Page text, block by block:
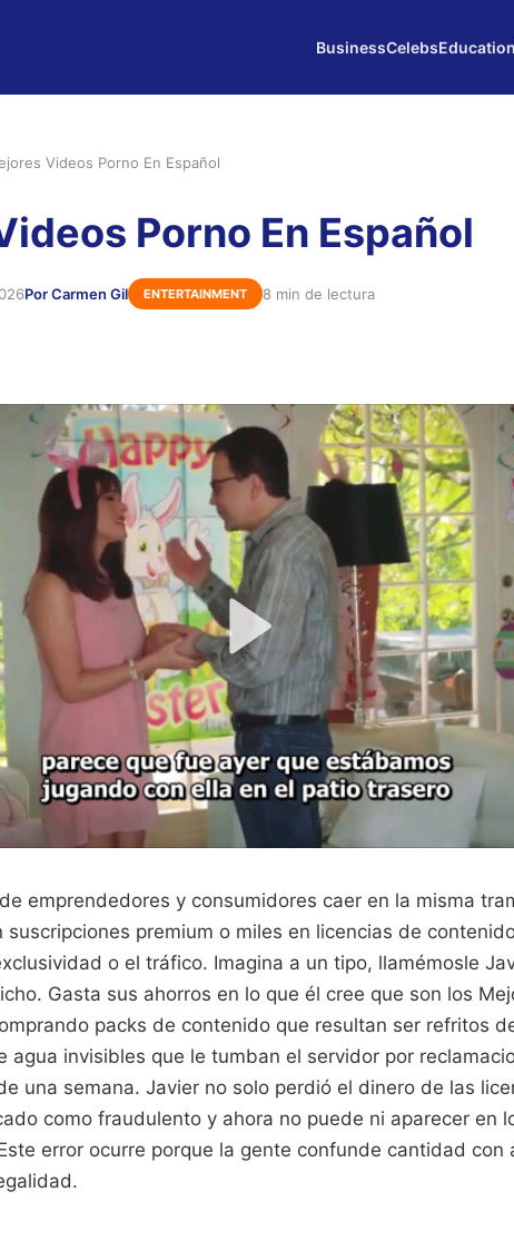
BusinessCelebsEducation
Videos Porno En Español
Porno En Español
Por Carmen Gil ENTERTAINMENT 8 min de lectura
emprendedores y consumidores caer en la misma
premium o miles en licencias de
o el tráfico. Imagina a un tipo, llamémosle
Gasta sus ahorros en lo que él cree que son los
packs de contenido que resultan ser refritos
agua invisibles que le tumban el servidor por
una semana. Javier no solo perdió el dinero de las
como fraudulento y ahora no puede ni aparecer en
error ocurre porque la gente confunde cantidad con